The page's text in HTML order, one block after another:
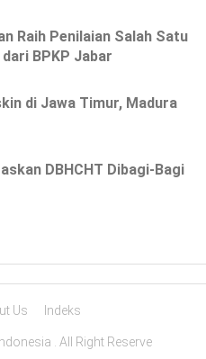
Raih Penilaian Salah Satu
BPKP Jabar
di Jawa Timur, Madura
DBHCHT Dibagi-Bagi
Us Indeks
. All Right Reserve